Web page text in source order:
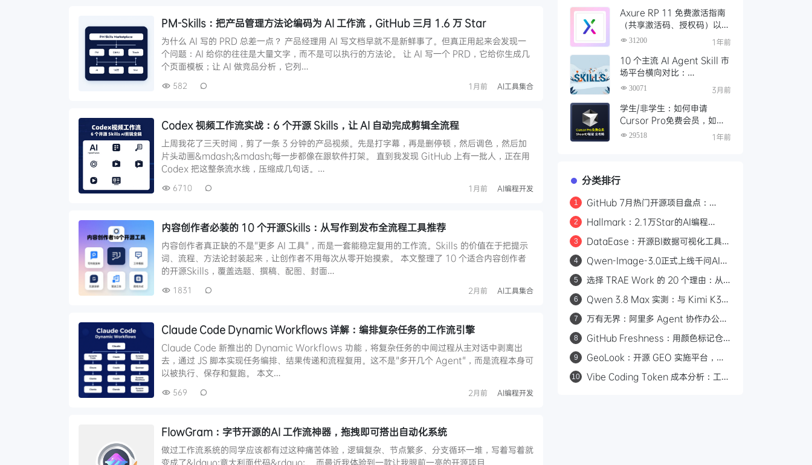
PM-Skills：把产品管理方法论编码为 AI 工作流，GitHub 三月 1.6 万 Star
为什么 AI 写的 PRD 总差一点？ 产品经理用 AI 写文档早就不是新鲜事了。但真正用起来会发现一
个问题：AI 给你的往往是大量文字，而不是可以执行的方法论。 让 AI 写一个 PRD，它给你生成几
个页面模板；让 AI 做竞品分析，它列…
582 1月前 AI工具集合
Codex 视频工作流实战：6 个开源 Skills，让 AI 自动完成剪辑全流程
上周我花了三天时间，剪了一条 3 分钟的产品视频。先是打字幕，再是删停顿，然后调色，然后加
片头动画&mdash;&mdash;每一步都像在跟软件打架。 直到我发现 GitHub 上有一批人，正在用
Codex 把这整条流水线，压缩成几句话。…
6710 1月前 AI编程开发
内容创作者必装的 10 个开源Skills：从写作到发布全流程工具推荐
内容创作者真正缺的不是"更多 AI 工具"，而是一套能稳定复用的工作流。Skills 的价值在于把提示
词、流程、方法论封装起来，让创作者不用每次从零开始摸索。 本文整理了 10 个适合内容创作者
的开源Skills，覆盖选题、撰稿、配图、封面…
1831 2月前 AI工具集合
Claude Code Dynamic Workflows 详解：编排复杂任务的工作流引擎
Claude Code 新推出的 Dynamic Workflows 功能，将复杂任务的中间过程从主对话中剥离出
去，通过 JS 脚本实现任务编排、结果传递和流程复用。这不是"多开几个 Agent"，而是流程本身可
以被执行、保存和复跑。 本文…
569 2月前 AI编程开发
FlowGram：字节开源的AI 工作流神器，拖拽即可搭出自动化系统
做过工作流系统的同学应该都有过这种痛苦体验，逻辑复杂、节点繁多、分支循环一堆，写着写着就
变成了&ldquo;意大利面代码&rdquo;。 而最近我体验到一款让我眼前一亮的开源项目
Axure RP 11 免费激活指南
（共享激活码、授权码）以及
永久激活方法分享
31200 1年前
10 个主流 AI Agent Skill 市
场平台横向对比：
Clawhub、Skillsmp、
30071 3月前
学生/非学生：如何申请
Cursor Pro免费会员，如何
通过SheerID验证快速激活全
29518 1年前
分类排行
1
GitHub 7月热门开源项目盘点：
得关注的项目
2
Hallmark：2.1万Star的AI编程
面设计
3
DataEase：开源BI数据可视化工具，
支持多数据源
4
Qwen-Image-3.0正式上线千问AI平
4.5k token复杂版面一次生成
5
选择 TRAE Work 的 20 个理由：从
6
Qwen 3.8 Max 实测：与 Kimi K3
7
万有无界：阿里多 Agent 协作办公平
8
GitHub Freshness：用颜色标记仓
9
GeoLook：开源 GEO 实施平台，打
10
Vibe Coding Token 成本分析：工具